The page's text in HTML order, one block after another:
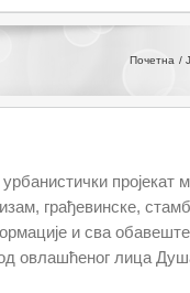
Почетна
пројекат
грађевинске,
и сва
овлашћеног лица